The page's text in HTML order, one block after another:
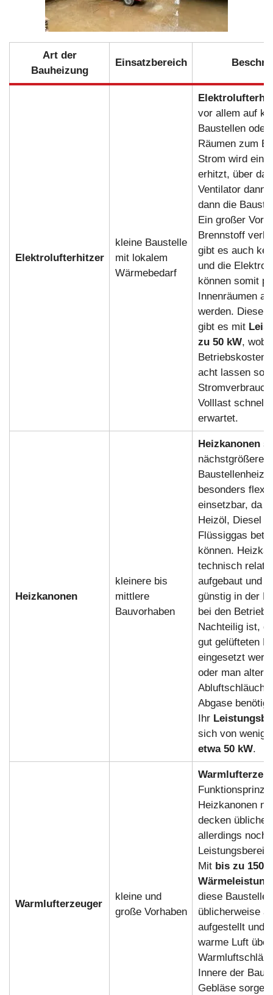
Art der
Bauheizung
Einsatzbereich
Elektrolufterhitzer
kleine Baustelle
mit lokalem
Wärmebedarf
vor allem auf
Baustellen oder
Räumen zum
Strom wird ein
erhitzt, über
Ventilator dann
dann die
Ein großer
Brennstoff
gibt es auch
und die
können somit
Innenräumen
werden. Diese
gibt es mit
zu 50 kW,
Betriebskosten
acht lassen
Volllast schnell
erwartet.
Heizkanonen
kleinere bis
mittlere
Bauvorhaben
Heizkanonen
nächstgrößere
besonders
einsetzbar, da
Heizöl, Diesel
Flüssiggas
können.
technisch
aufgebaut und
günstig in der
bei den
Nachteilig ist,
gut gelüfteten
eingesetzt
oder man
Abgase
Ihr
sich von
etwa 50 kW.
Warmlufterzeuger
kleine und
große Vorhaben
Heizkanonen
decken
allerdings noch
Mit bis zu 150
Wärmeleistung
diese
üblicherweise
aufgestellt und
warme Luft über
Innere der
Gebläse